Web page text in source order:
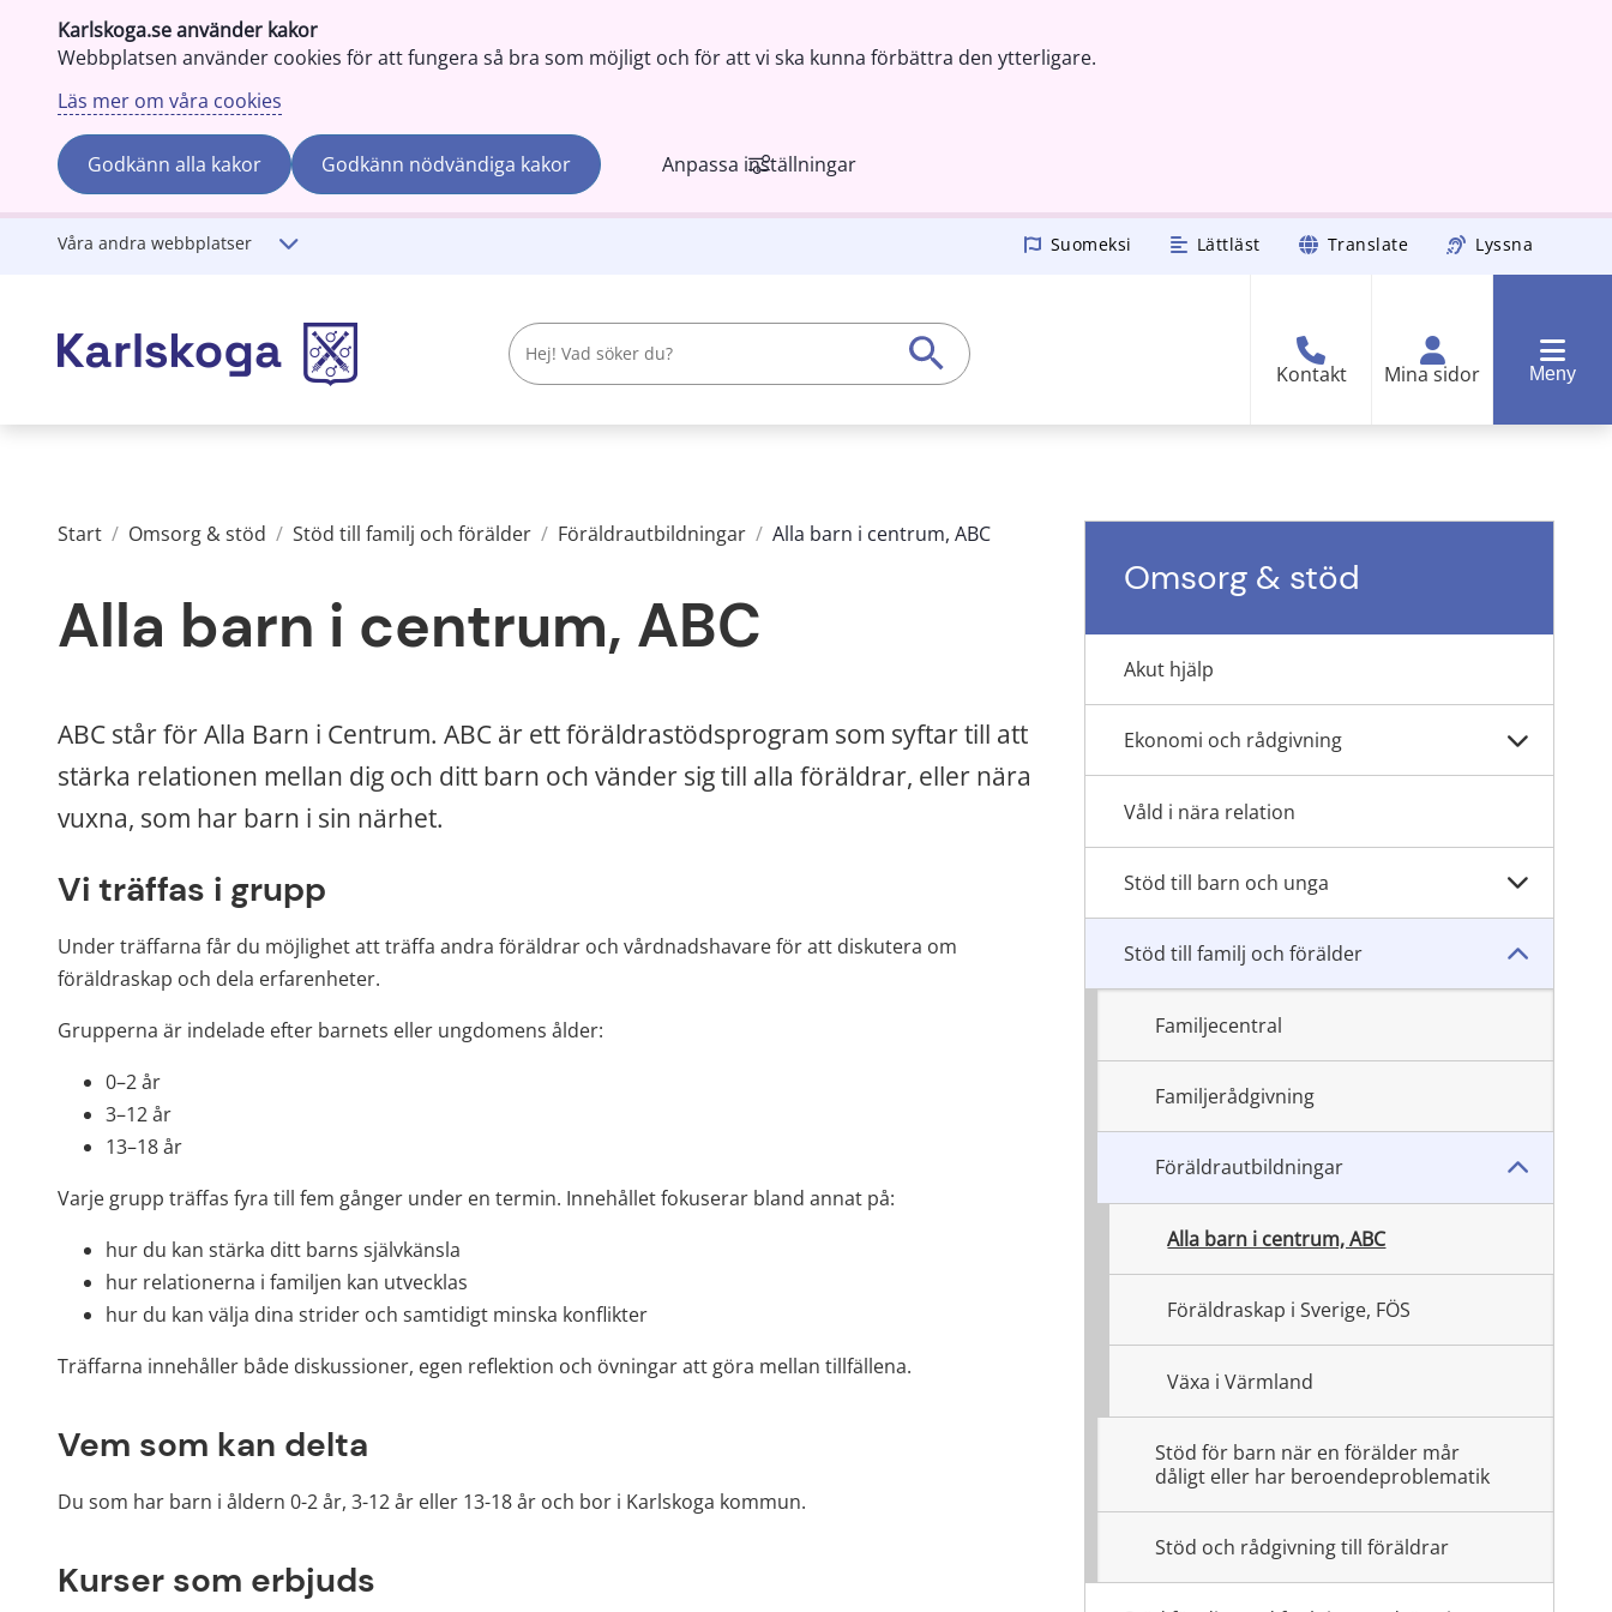
Karlskoga.se använder kakor
Webbplatsen använder cookies för att fungera så bra som möjligt och för att vi ska kunna förbättra den ytterligare.
Läs mer om våra cookies
Godkänn alla kakor Godkänn nödvändiga kakor Anpassa inställningar
Gå till innehåll
Våra andra webbplatser Suomeksi Lättläst Translate Lyssna
Kontakt Mina sidor Meny
Start / Omsorg & stöd / Stöd till familj och förälder / Föräldrautbildningar / Alla barn i centrum, ABC
Alla barn i centrum, ABC
ABC står för Alla Barn i Centrum. ABC är ett föräldrastödsprogram som syftar till att
stärka relationen mellan dig och ditt barn och vänder sig till alla föräldrar, eller nära
vuxna, som har barn i sin närhet.
Vi träffas i grupp
Under träffarna får du möjlighet att träffa andra föräldrar och vårdnadshavare för att diskutera om
föräldraskap och dela erfarenheter.
Grupperna är indelade efter barnets eller ungdomens ålder:
0–2 år
3–12 år
13–18 år
Varje grupp träffas fyra till fem gånger under en termin. Innehållet fokuserar bland annat på:
hur du kan stärka ditt barns självkänsla
hur relationerna i familjen kan utvecklas
hur du kan välja dina strider och samtidigt minska konflikter
Träffarna innehåller både diskussioner, egen reflektion och övningar att göra mellan tillfällena.
Vem som kan delta
Du som har barn i åldern 0-2 år, 3-12 år eller 13-18 år och bor i Karlskoga kommun.
Kurser som erbjuds
Omsorg & stöd
Akut hjälp
Ekonomi och rådgivning
Våld i nära relation
Stöd till barn och unga
Stöd till familj och förälder
Familjecentral
Familjerådgivning
Föräldrautbildningar
Alla barn i centrum, ABC
Föräldraskap i Sverige, FÖS
Växa i Värmland
Stöd för barn när en förälder mår
dåligt eller har beroendeproblematik
Stöd och rådgivning till föräldrar